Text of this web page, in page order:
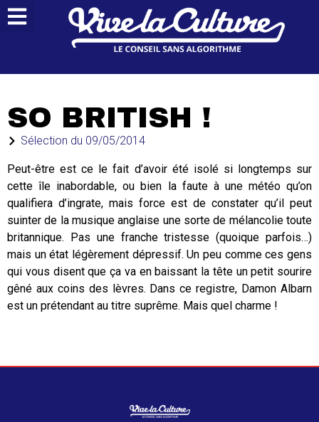
SO BRITISH !
Sélection du 09/05/2014
Peut-être est ce le fait d’avoir été isolé si longtemps sur
cette île inabordable, ou bien la faute à une météo qu’on
qualifiera d’ingrate, mais force est de constater qu’il peut
suinter de la musique anglaise une sorte de mélancolie toute
britannique. Pas une franche tristesse (quoique parfois…)
mais un état légèrement dépressif. Un peu comme ces gens
qui vous disent que ça va en baissant la tête un petit sourire
gêné aux coins des lèvres. Dans ce registre, Damon Albarn
est un prétendant au titre suprême. Mais quel charme !